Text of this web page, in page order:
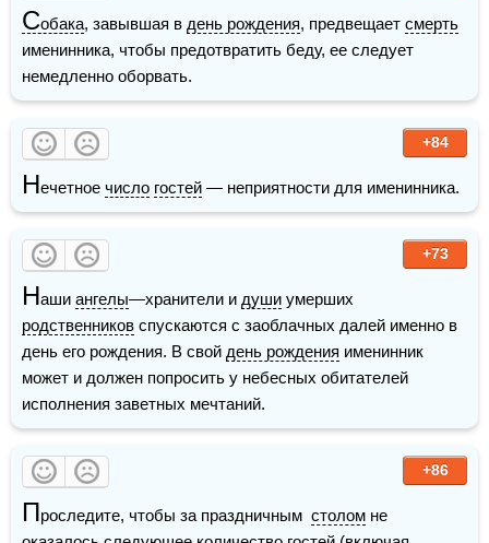
Собака, завывшая в день рождения, предвещает смерть
именинника, чтобы предотвратить беду, ее следует
немедленно оборвать.
+84
Нечетное число гостей
+73
Наши ангелы—хранители и души
родственников спускаются с заоблачных далей именно в
день его рождения. В свой день рождения именинник
может и должен попросить у небесных обитателей
исполнения заветных мечтаний.
+86
Проследите, чтобы за праздничным столом не